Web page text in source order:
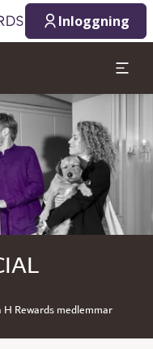
Inloggning
Rewards medlemmar